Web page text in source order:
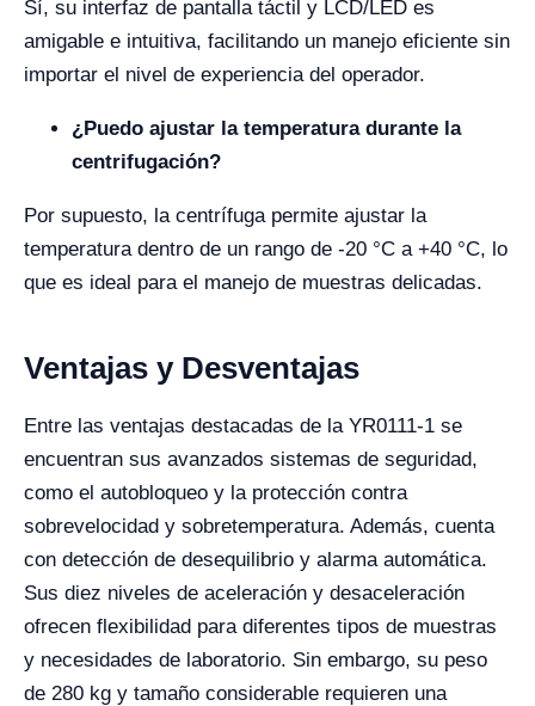
Sí, su interfaz de pantalla táctil y LCD/LED es
amigable e intuitiva, facilitando un manejo eficiente sin
importar el nivel de experiencia del operador.
¿Puedo ajustar la temperatura durante la
centrifugación?
Por supuesto, la centrífuga permite ajustar la
temperatura dentro de un rango de -20 °C a +40 °C, lo
que es ideal para el manejo de muestras delicadas.
Ventajas y Desventajas
Entre las ventajas destacadas de la YR0111-1 se
encuentran sus avanzados sistemas de seguridad,
como el autobloqueo y la protección contra
sobrevelocidad y sobretemperatura. Además, cuenta
con detección de desequilibrio y alarma automática.
Sus diez niveles de aceleración y desaceleración
ofrecen flexibilidad para diferentes tipos de muestras
y necesidades de laboratorio. Sin embargo, su peso
de 280 kg y tamaño considerable requieren una